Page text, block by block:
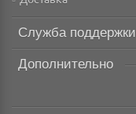
Служба поддержки
Дополнительно